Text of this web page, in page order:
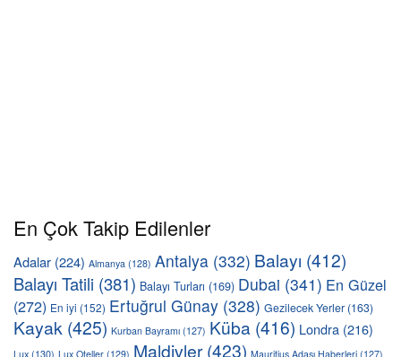
En Çok Takip Edilenler
Adalar (224) Almanya (128) Antalya (332) Balayı (412)
Balayı Tatili (381) Balayı Turları (169) Dubai (341) En Güzel
(272) En iyi (152) Ertuğrul Günay (328) Gezilecek Yerler (163)
Kayak (425) Kurban Bayramı (127) Küba (416) Londra (216)
Lux (130) Lux Oteller (129) Maldivler(423) Mauritius Adası Haberleri (127)